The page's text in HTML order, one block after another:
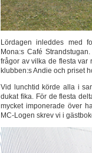
Lördagen inleddes med
Mona:s Café
frågor av vilka de flesta var
klubben:s Andie och priset
Vid lunchtid körde alla i
dukat fika. För de flesta
mycket imponerade över
MC-Logen skrev vi i